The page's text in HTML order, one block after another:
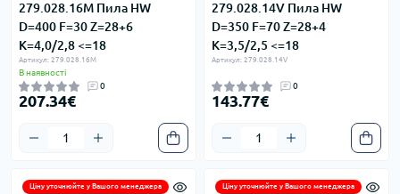
279.028.16M Пила HW
D=400 F=30 Z=28+6
K=4,0/2,8 <=18
Артикул: 279.028.16M
В наявності
0
207.34€
279.028.14V Пила HW
D=350 F=70 Z=28+4
K=3,5/2,5 <=18
Артикул: 279.028.14V
0
143.77€
Ціну уточнюйте у Вашого менеджера Ціну уточнюйте у Вашого менеджера